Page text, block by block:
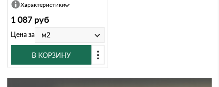
Характеристики
1 087 руб
Цена за м2
В КОРЗИНУ